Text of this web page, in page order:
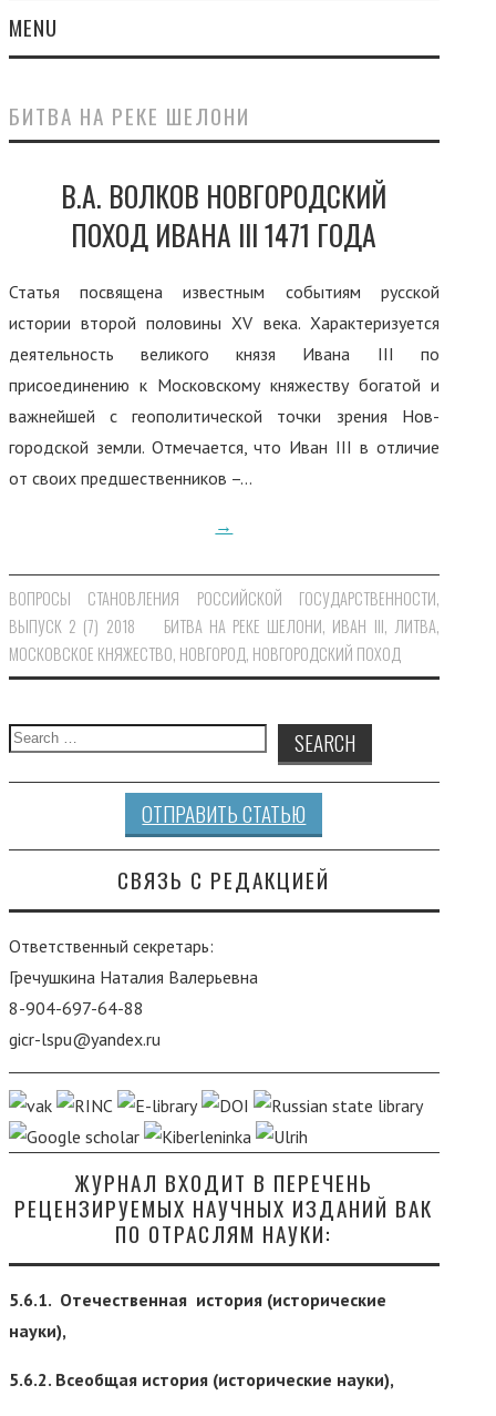
MENU
ГЛАВНЫЙ РЕДАКТОР.
ЛИЧНАЯ СТРАНИЦА.
РЕДАКЦИОННАЯ ПОЛИТИКА
ЭТИКА ПУБЛИКАЦИЙ
ПРАВИЛА ДЛЯ АВТОРОВ
АРХИВ
ТЕКУЩИЙ ВЫПУСК
БИТВА НА РЕКЕ ШЕЛОНИ
В.А. ВОЛКОВ НОВГОРОДСКИЙ
ПОХОД ИВАНА III 1471 ГОДА
Статья посвящена известным событиям русской
истории второй половины XV века. Характеризуется
деятельность великого князя Ивана III по
присоединению к Московскому княжеству богатой и
важнейшей с геополитической точки зрения Нов-
городской земли. Отмечается, что Иван III в отличие
от своих предшественников –…
→
ВОПРОСЫ СТАНОВЛЕНИЯ РОССИЙСКОЙ ГОСУДАРСТВЕННОСТИ,
ВЫПУСК 2 (7) 2018
БИТВА НА РЕКЕ ШЕЛОНИ, ИВАН III, ЛИТВА,
МОСКОВСКОЕ КНЯЖЕСТВО, НОВГОРОД, НОВГОРОДСКИЙ ПОХОД
Search for:
ОТПРАВИТЬ СТАТЬЮ
СВЯЗЬ С РЕДАКЦИЕЙ
Ответственный секретарь:
Гречушкина Наталия Валерьевна
8-904-697-64-88
gicr-lspu@yandex.ru
ЖУРНАЛ ВХОДИТ В ПЕРЕЧЕНЬ
РЕЦЕНЗИРУЕМЫХ НАУЧНЫХ ИЗДАНИЙ ВАК
ПО ОТРАСЛЯМ НАУКИ:
5.6.1. Отечественная история (исторические
науки),
5.6.2. Всеобщая история (исторические науки),